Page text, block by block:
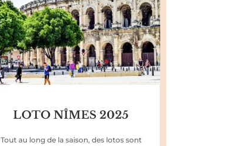
LOTO NÎMES 2025
Tout au long de la saison, des lotos sont